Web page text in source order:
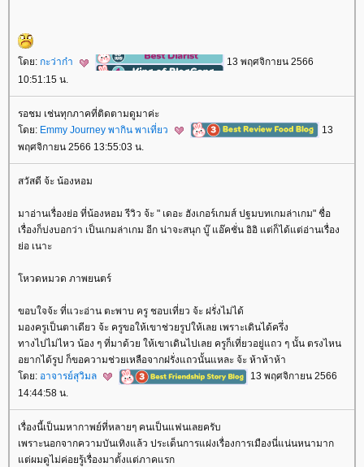
ดย: กะว่าก๋า
13 พฤศจิกายน 2566
10:51:15 น.
รอชม เช่นทุกภาคที่ติดตามดูมาค่ะ
ดย: Emmy Journey พากิน พาเที่ยว
13
พฤศจิกายน 2566 13:55:03 น.
สวัสดี จ้ะ น้องหอม
มาอ่านเรื่องย่อ ที่น้องหอม รีวิว จ้ะ " เดอะ ฮังเกอร์เกมส์ ปฐมบทเกมล่าเกม" ชื่อ
เรื่องก็บ่งบอกว่า เป็นเกมล่าเกม อีก น่าจะสนุก บู๊ แอ๊คชั่น อิอิ แต่ก็ได้แต่อ่านเรื่อง
่อ เนาะ
หวดหมวด ภาพยนตร์
ขอบใจจ้ะ ที่แวะอ่าน ตะพาบ ครู ชอบเที่ยว จ้ะ ฝรั่งไม่ได้
มองครูเป็นตาเดียว จ้ะ ครูขอให้เขาช่วยรูปให้เลย เพราะเดินได้ครึ่ง
ทางไปไม่ไหว น้อง ๆ ที่มาด้วย ให้เขาเดินไปเลย ครูก็เที่ยวอยู่แถว ๆ นั้น ตรงไหน
อยากได้รูป ก็ขอความช่วยเหลือจากฝรั่งแถวนั้นแหละ จ้ะ ห้าห้าห้า
ดย: อาจารย์สุวิมล
13 พฤศจิกายน 2566
14:44:58 น.
เรื่องนี้เป็นมหากาพย์ที่หลายๆ คนเป็นแฟนเลยครับ
เพราะนอกจากความบันเทิงแล้ว ประเด็นการแฝงเรื่องการเมืองนี่แน่นหนามาก
ต่ผมดูไม่ค่อยรู้เรื่องมาตั้งแต่ภาคแรก